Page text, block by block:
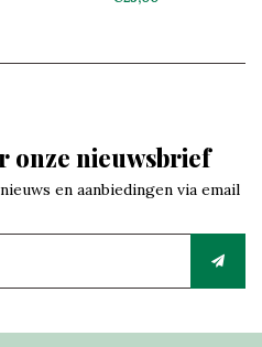
onze nieuwsbrief
en aanbiedingen via email